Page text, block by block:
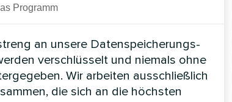
festgelegte Vorschriften zu
Schritt, um unseren Kunden
darauf, dass unsere Produkte
Produktmanager für Mycond-
Programm
an unsere Datenspeicherungs-
verschlüsselt und niemals ohne
Wir arbeiten ausschließlich
die sich an die höchsten